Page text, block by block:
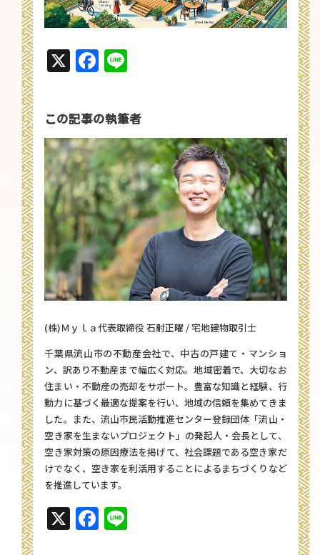
X Facebook
この記事の執筆者
(株)Ｍｙｌａ代表取締役 石射正曜 / 宅地建物取引士
千葉県流山市の不動産会社で、中古の戸建て・マンショ
ン、訳あり不動産まで幅広く対応。地域密着で、大切なお
住まい・不動産の売却をサポート。豊富な知識と経験、行
動力に基づく最適な提案を行い、地域の信頼を集めてきま
した。また、流山市民活動推進センター登録団体「流山・
空き家を生まないプロジェクト」の発起人・会長として、
空き家対策の原因療法を掲げて、社会課題である空き家だ
けでなく、空き家を利活用することによるまちづくりなど
を推進しています。
X Facebook